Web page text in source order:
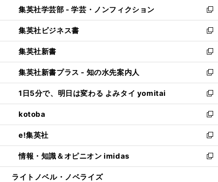
く
で
開
く
ド
ウ
で
開
く
ィ
ン
ド
ウ
で
開
く
集英社学芸部 - 学芸・ノンフィクション
新
し
い
ウ
ィ
ン
ド
ウ
で
開
く
集英社ビジネス書
新
し
い
ウ
ィ
ン
ド
ウ
で
開
く
集英社新書
新
し
い
ウ
ィ
ン
ド
ウ
で
開
く
集英社新書プラス - 知の水先案内人
新
し
い
ウ
ィ
ン
ド
ウ
で
開
1日5分で、明日は変わる よみタイ yomitai
新
し
い
ウ
ィ
ン
ド
ウ
kotoba
新
し
い
ウ
ィ
ン
e!集英社
新
し
い
ウ
情報・知識＆オピニオン imidas
新
し
ライトノベル・ノベライズ